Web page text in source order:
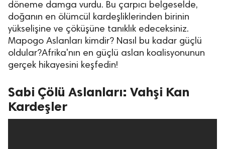
döneme damga vurdu. Bu çarpıcı belgeselde,
doğanın en ölümcül kardeşliklerinden birinin
yükselişine ve çöküşüne tanıklık edeceksiniz.
Mapogo Aslanları kimdir? Nasıl bu kadar güçlü
oldular?Afrika'nın en güçlü aslan koalisyonunun
gerçek hikayesini keşfedin!
Sabi Çölü Aslanları: Vahşi Kan
Kardeşler